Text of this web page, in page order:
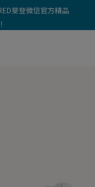
斐登微信官方精品